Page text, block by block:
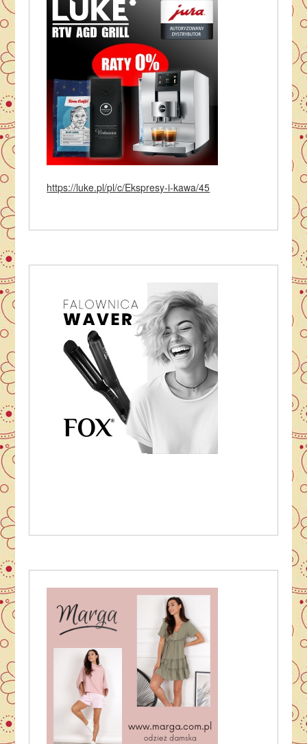
https://luke.pl/pl/c/Ekspresy-i-kawa/45